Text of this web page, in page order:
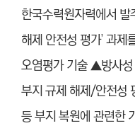
한국수력원자력에서 발
해제 안전성 평가’ 과
오염평가 기술 ▲방사
부지 규제 해제/안전성
등 부지 복원에 관련한